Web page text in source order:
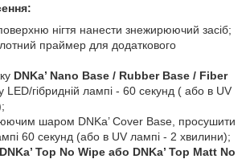
нігтя нанести знежирюючий засіб;
праймер для додаткового
DNKa’ Nano Base / Rubber Base / Fiber
LED/гібридній лампі - 60 секунд ( або в UV
шаром DNKa’ Cover Base, просушити
60 секунд (або в UV лампі - 2 хвилини);
DNKa’ Top No Wipe або DNKa’ Top Matt No